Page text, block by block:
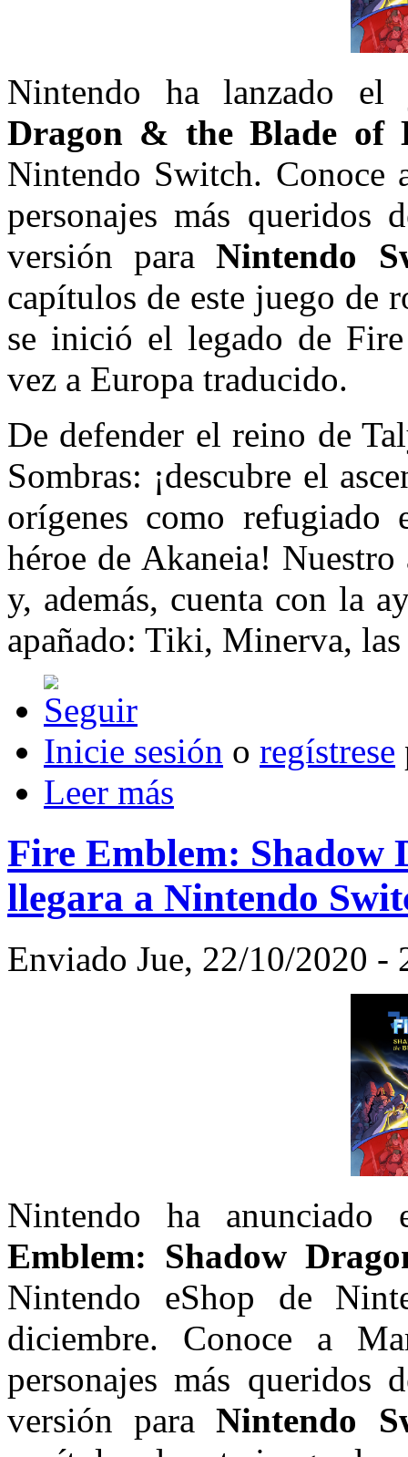
Nintendo ha lanzado
Dragon & the Blade of
Nintendo Switch.
personajes más
versión paraNintendo
capítulos de este juego de
se inició el legado de
vez a Europa traducido.
De defender el reino de
Sombras: ¡descubre el
orígenes como refugiado
héroe de Akaneia!
y, además, cuenta con la
apañado: Tiki, Minerva,
Inicie sesión o regístrese
Leer más
Fire Emblem: Shadow
llegara a Nintendo
Enviado Jue, 22/10/2020 -
Nintendo ha
Emblem: Shadow
Nintendo eShop de
diciembre. Conoce a
personajes más
versión paraNintendo